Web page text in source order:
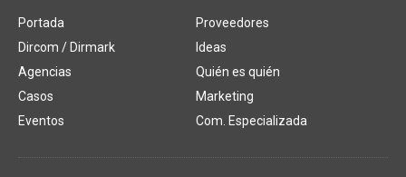
Portada
Dircom / Dirmark
Agencias
Casos
Eventos
Proveedores
Ideas
Quién es quién
Marketing
Com. Especializada